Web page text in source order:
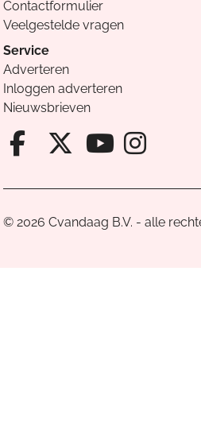
Contactformulier
Veelgestelde vragen
Service
Adverteren
Inloggen adverteren
Nieuwsbrieven
Facebook van
X van
© 2026 Cvandaag B.V. - alle